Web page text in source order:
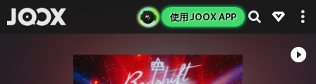
使用 JOOX APP